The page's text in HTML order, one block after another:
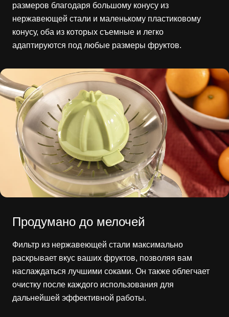
размеров благодаря большому конусу из
нержавеющей стали и маленькому пластиковому
конусу, оба из которых съемные и легко
адаптируются под любые размеры фруктов.
Продумано до мелочей
Фильтр из нержавеющей стали максимально
раскрывает вкус ваших фруктов, позволяя вам
наслаждаться лучшими соками. Он также облегчает
очистку после каждого использования для
дальнейшей эффективной работы.